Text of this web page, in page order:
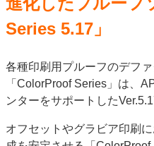
Series 5.17」
各種印刷用プルーフのデフ
「ColorProof Series」は、
ンターをサポートした
オフセットやグラビア印刷